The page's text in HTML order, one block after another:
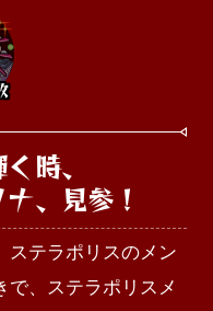
時、
、見参！
ステラポリスのメン
で、ステラポリスメ